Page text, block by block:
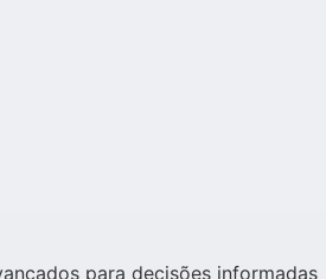
para decisões informadas